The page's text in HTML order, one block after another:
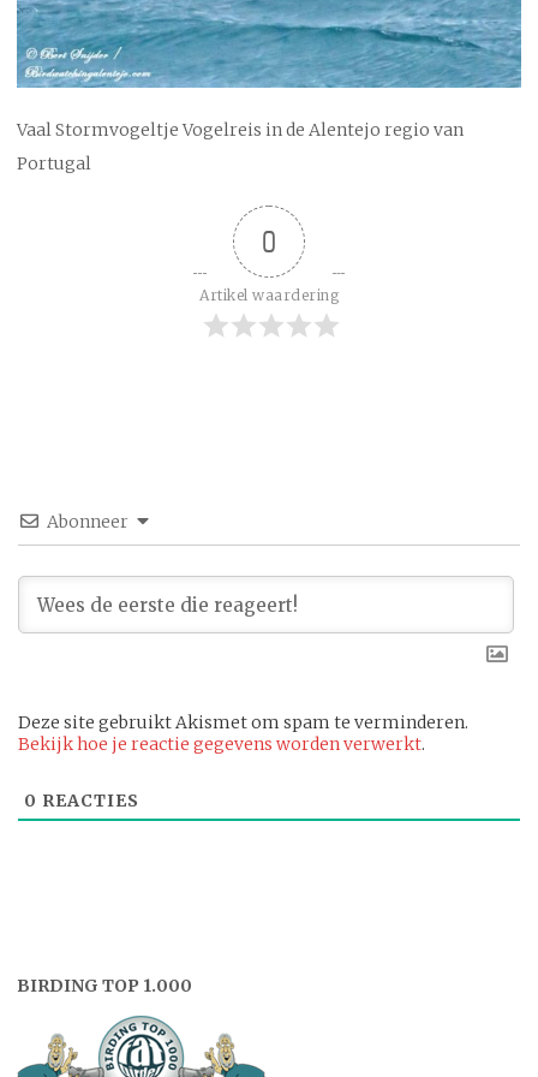
Vaal Stormvogeltje Vogelreis in de Alentejo regio van
Portugal
0
Artikel waardering
Abonneer
Deze site gebruikt Akismet om spam te verminderen.
Bekijk hoe je reactie gegevens worden verwerkt.
0 REACTIES
BIRDING TOP 1.000